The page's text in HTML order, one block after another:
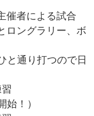
催者による試合
ロングラリー、ボ
と通り打つので日
始！）